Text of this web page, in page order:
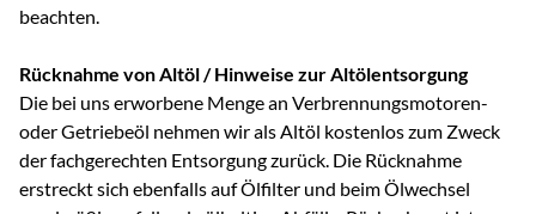
beachten.
Rücknahme von Altöl / Hinweise zur Altölentsorgung
Die bei uns erworbene Menge an Verbrennungsmotoren-
oder Getriebeöl nehmen wir als Altöl kostenlos zum Zweck
der fachgerechten Entsorgung zurück. Die Rücknahme
erstreckt sich ebenfalls auf Ölfilter und beim Ölwechsel